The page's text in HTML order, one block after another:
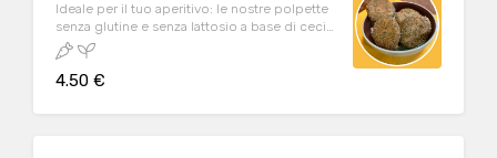
Ideale per il tuo aperitivo: le nostre polpette
senza glutine e senza lattosio a base di ceci,
spinaci e rosmarino (5 pz)
4.50 €